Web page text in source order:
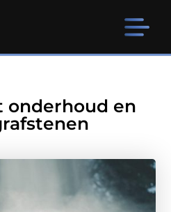
onderhoud en